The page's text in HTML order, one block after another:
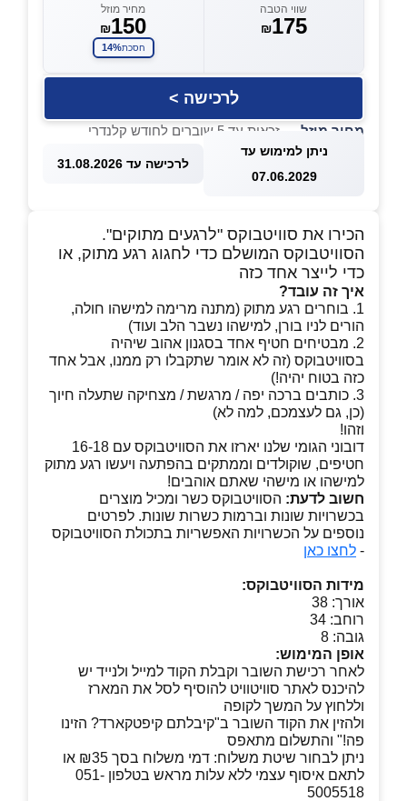
שווי הטבה
₪175
מחיר מוזל
₪150
חסכת14%
לרכישה >
מחיר מוזל — זכאות עד 5 שוברים לחודש קלנדרי
ניתן למימוש עד
07.06.2029
לרכישה עד 31.08.2026
הכירו את סוויטבוקס "לרגעים מתוקים".
הסוויטבוקס המושלם כדי לחגוג רגע מתוק, או
כדי לייצר אחד כזה
איך זה עובד?
1. בוחרים רגע מתוק (מתנה מרימה למישהו חולה,
הורים לניו בורן, למישהו נשבר הלב ועוד)
2. מבטיחים חטיף אחד בסגנון אהוב שיהיה
בסוויטבוקס (זה לא אומר שתקבלו רק ממנו, אבל אחד
כזה בטוח יהיה!)
3. כותבים ברכה יפה / מרגשת / מצחיקה שתעלה חיוך
(כן, גם לעצמכם, למה לא)
וזהו!
דובוני הגומי שלנו יארזו את הסוויטבוקס עם 16-18
חטיפים, שוקולדים וממתקים בהפתעה ויעשו רגע מתוק
למישהו או מישהי שאתם אוהבים!
חשוב לדעת: הסוויטבוקס כשר ומכיל מוצרים
בכשרויות שונות וברמות כשרות שונות. לפרטים
נוספים על הכשרויות האפשריות בתכולת הסוויטבוקס
- לחצו כאן
מידות הסוויטבוקס:
אורך: 38
רוחב: 34
גובה: 8
אופן המימוש:
לאחר רכישת השובר וקבלת הקוד למייל ולנייד יש
להיכנס לאתר סוויטוויט להוסיף לסל את המארז
וללחוץ על המשך לקופה
ולהזין את הקוד השובר ב"קיבלתם קיפטקארד? הזינו
פה!" והתשלום מתאפס
ניתן לבחור שיטת משלוח: דמי משלוח בסך ₪35 או
לתאם איסוף עצמי ללא עלות מראש בטלפון 051-
5005518